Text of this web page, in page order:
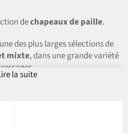
dechapeaux de paille.
des plus larges sélections de
mixte, dans une grande variété
la suite